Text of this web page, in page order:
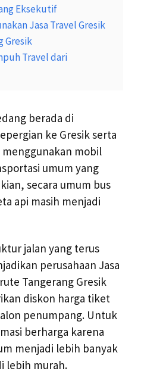
Eksekutif
Jasa Travel Gresik
Gresik
Travel dari
berada di
ke Gresik serta
mobil
umum yang
secara umum bus
api masih menjadi
jalan yang terus
perusahaan Jasa
Tangerang Gresik
diskon harga tiket
penumpang. Untuk
berharga karena
menjadi lebih banyak
lebih murah.